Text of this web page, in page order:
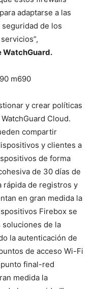
adaptarse a las
de los
”,
WatchGuard.
y crear políticas
Cloud.
compartir
y clientes a
de forma
de 30 días de
rápida de registros y
en gran medida la
Firebox se
de la
la autenticación de
de acceso Wi-Fi
final-red
medida la